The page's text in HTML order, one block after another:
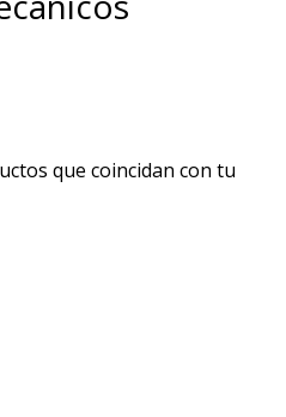
que coincidan con tu